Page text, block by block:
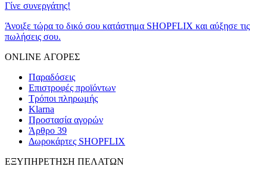
Γίνε συνεργάτης!
Άνοιξε τώρα το δικό σου κατάστημα SHOPFLIX και αύξησε τις
πωλήσεις σου.
ONLINE ΑΓΟΡΕΣ
Παραδόσεις
Επιστροφές προϊόντων
Τρόποι πληρωμής
Klarna
Προστασία αγορών
Άρθρο 39
Δωροκάρτες SHOPFLIX
ΕΞΥΠΗΡΕΤΗΣΗ ΠΕΛΑΤΩΝ